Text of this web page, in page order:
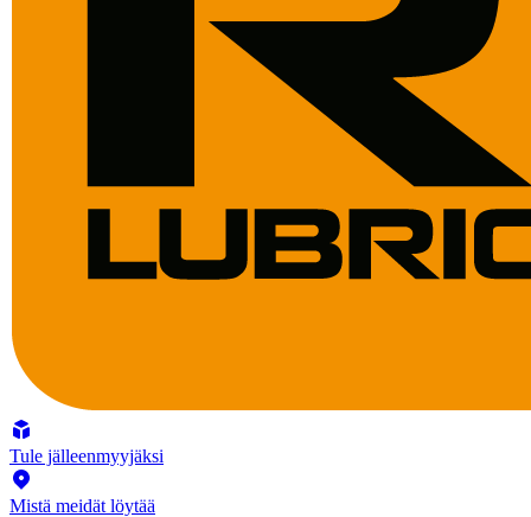
Tule jälleenmyyjäksi
Mistä meidät löytää